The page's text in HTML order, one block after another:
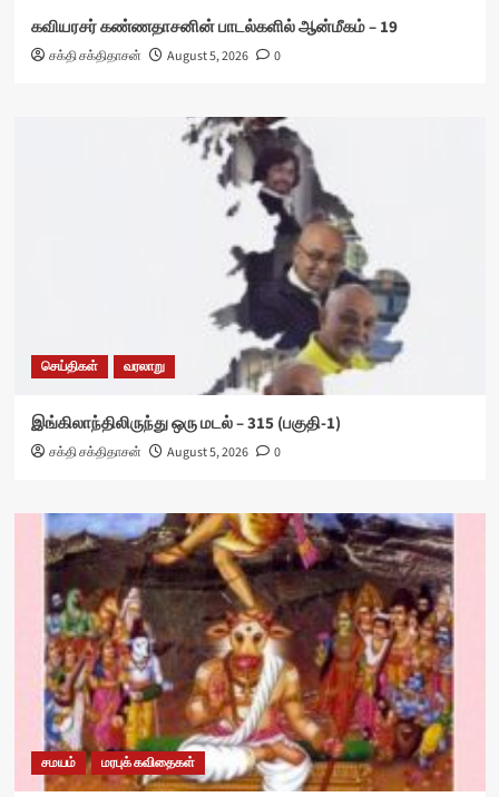
கவியரசர் கண்ணதாசனின் பாடல்களில் ஆன்மீகம் – 19
சக்தி சக்திதாசன் August 5, 2026 0
செய்திகள் வரலாறு
இங்கிலாந்திலிருந்து ஒரு மடல் – 315 (பகுதி-1)
சக்தி சக்திதாசன் August 5, 2026 0
சமயம் மரபுக் கவிதைகள்